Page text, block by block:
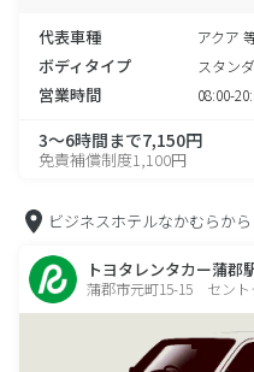
代表車種 アクア
ボディタイプ スタン
営業時間 08:00-
3～6時間まで7,150円
免責補償制度1,100円
ビジネスホテルなかむらから
トヨタレンタカー蒲郡
蒲郡市元町15-15 セント